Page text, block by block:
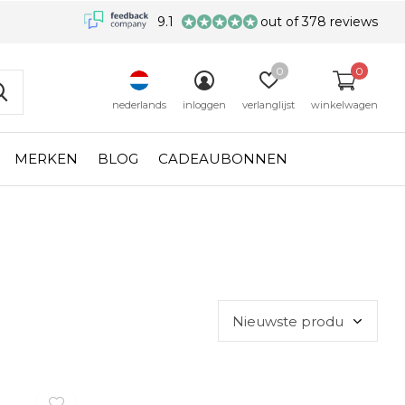
MERKEN BLOG CADEAUBONNEN
nederlands inloggen verlanglijst
0
winkelwagen
0
9.1 out of 378 reviews